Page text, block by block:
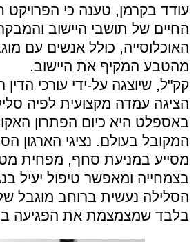
עודד בקרמן, טענה כי הפרויקט
החיים של תושבי היישוב
האוכלוסייה, כולל אנשים עם
מהטבע המקיף את היישוב.
קק"ל, שיוצגה על-ידי עורכי הדין
הציגה עמדה מקצועית לפיה
באספלט היא כיום הפתרון
המקובל בעולם. נציגי הארגון
מסייע במניעת סחף, מפחית
בצמחייה ומאפשר טיפול יעיל
בלבד שמצמצמת את הפגיעה